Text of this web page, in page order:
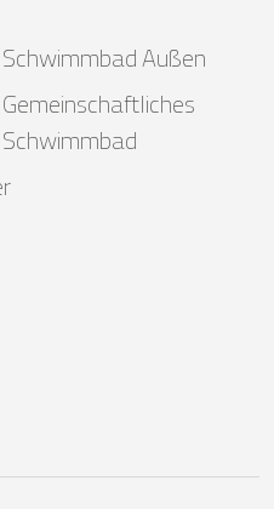
Schwimmbad Außen
Gemeinschaftliches
Schwimmbad